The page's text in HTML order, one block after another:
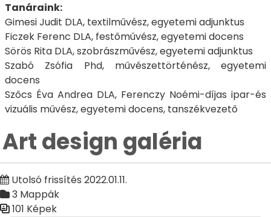
Tanáraink:
Gimesi Judit DLA, textilművész, egyetemi adjunktus
Ficzek Ferenc DLA, festőművész, egyetemi docens
Sörös Rita DLA, szobrászművész, egyetemi adjunktus
Szabó Zsófia Phd, művészettörténész, egyetemi
docens
Szőcs Éva Andrea DLA, Ferenczy Noémi-díjas ipar-és
vizuális művész, egyetemi docens, tanszékvezető
Art design galéria
Utolsó frissítés 2022.01.11.
3 Mappák
101 Képek